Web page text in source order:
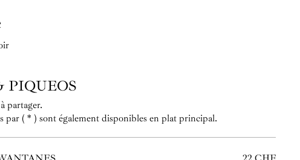
PIQUEOS
partager.
par ( * ) sont également disponibles en plat principal.